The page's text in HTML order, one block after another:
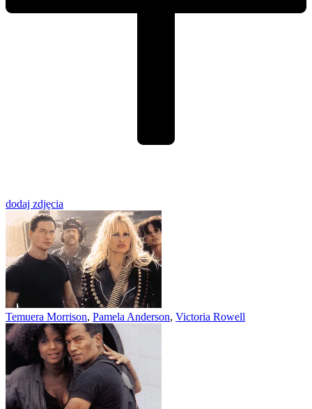
dodaj zdjęcia
Temuera Morrison, Pamela Anderson, Victoria Rowell